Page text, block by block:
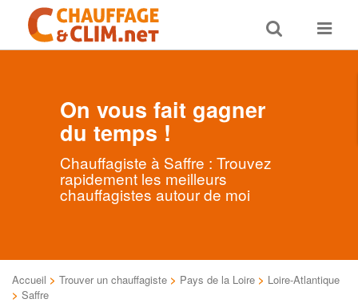
Toggle
search
Toggle
On vous fait gagner
du temps !
Chauffagiste à Saffre : Trouvez
rapidement les meilleurs
chauffagistes autour de moi
Accueil > Trouver un chauffagiste > Pays de la Loire > Loire-Atlantique
> Saffre